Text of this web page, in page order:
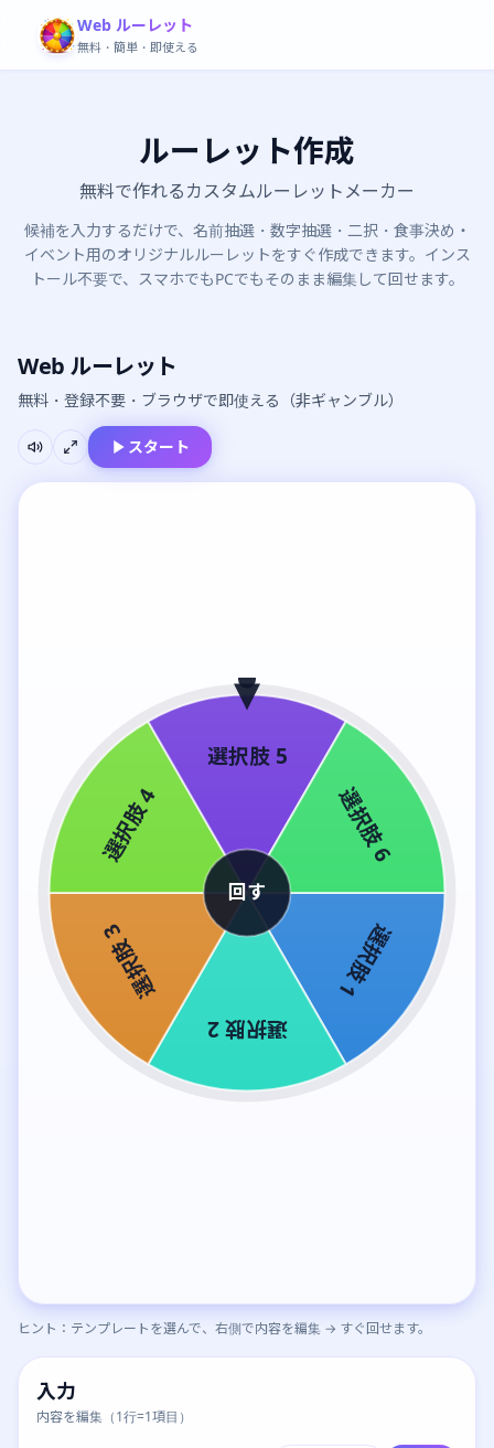
Web ルーレット
無料・簡単・即使える
ルーレット作成
無料で作れるカスタムルーレットメーカー
候補を入力するだけで、名前抽選・数字抽選・二択・食事決め・
イベント用のオリジナルルーレットをすぐ作成できます。インス
トール不要で、スマホでもPCでもそのまま編集して回せます。
Web ルーレット
無料・登録不要・ブラウザで即使える（非ギャンブル）
スタート
ヒント：テンプレートを選んで、右側で内容を編集 → すぐ回せます。
入力
内容を編集（1行=1項目）